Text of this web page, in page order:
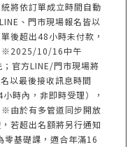
將依訂單成立時間自動
、門市現場報名皆以
後超出48小時未付款，
※2025/10/16中午
官方LINE/門市現場將
以最後接收訊息時間
時內，非即時受理），
由於有多管道同步開放
若超出名額將另行通知
基礎課，適合年滿16